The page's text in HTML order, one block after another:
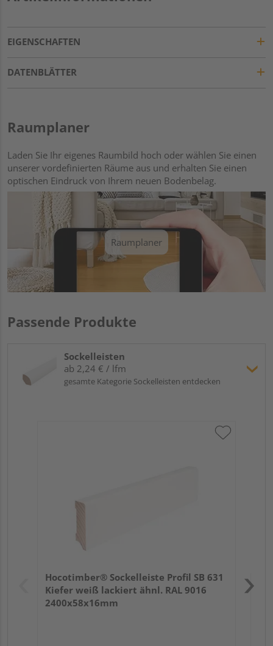
EIGENSCHAFTEN
DATENBLÄTTER
Raumplaner
Laden Sie Ihr eigenes Raumbild hoch oder wählen Sie einen
unserer vordefinierten Räume aus und erhalten Sie einen
optischen Eindruck von Ihrem neuen Bodenbelag.
Raumplaner
Passende Produkte
Sockelleisten
ab 2,24 € / lfm
gesamte Kategorie Sockelleisten entdecken
Hocotimber® Sockelleiste Profil SB 631
Kiefer weiß lackiert ähnl. RAL 9016
2400x58x16mm